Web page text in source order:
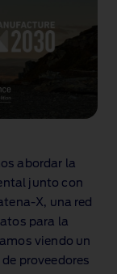
abordar la
junto con
una red
para la
viendo un
proveedores